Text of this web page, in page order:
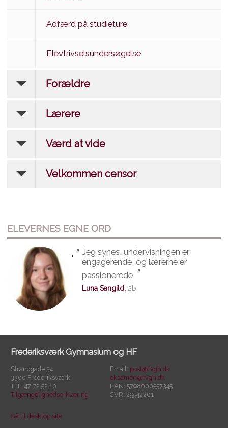
Adfærd på studieture
Elevtrivselsundersøgelse
Forældre
Lærere
Værd at vide
Velkommen censor
ELEVERNES EGNE ORD
" " Jeg synes, undervisningen er
engagerende, og lærerne er
passionerede "
Luna Sangild, 2b
Frederiksværk Gymnasium og HF
Strandgade 34
3300 Frederiksværk
TLF: 47 72 52 10
Tilgængelighedserklæring
Email: post@fvgh.dk
eksamen@fvgh.dk
EAN: 5798000557345
CVR: 29542201
Gå til desktop site